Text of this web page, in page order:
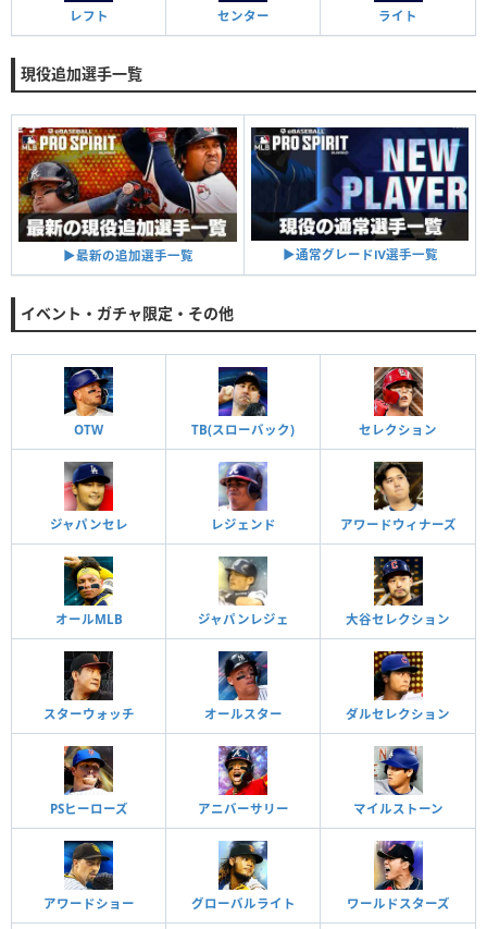
レフト センター ライト
現役追加選手一覧
▶︎最新の追加選手一覧 ▶︎通常グレードⅣ選手一覧
イベント・ガチャ限定・その他
OTW TB(スローバック) セレクション
ジャパンセレ レジェンド アワードウィナーズ
オールMLB ジャパンレジェ 大谷セレクション
スターウォッチ オールスター ダルセレクション
PSヒーローズ アニバーサリー マイルストーン
アワードショー グローバルライト ワールドスターズ